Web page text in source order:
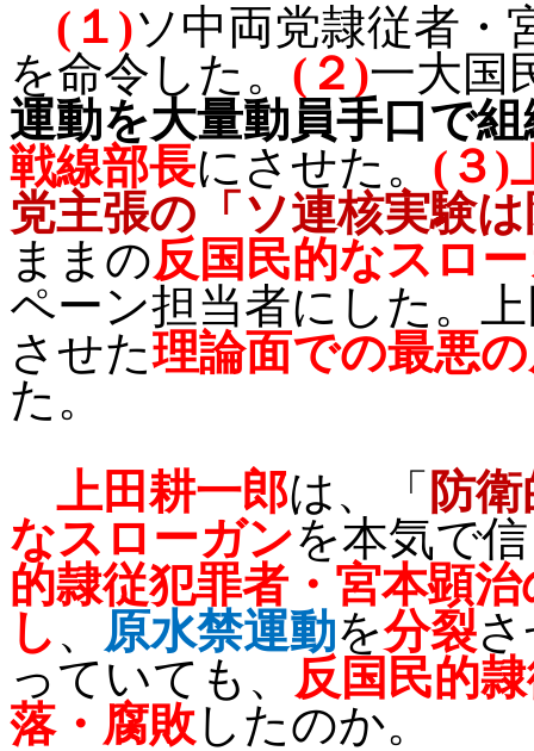
( １ )ソ中両党隷従者・
を命令した。 ( ２ )一大国
運動を大量動員手口で
戦線部長にさせた。 ( ３)
党主張の 「ソ連核実験
ままの反国民的なスロ
ペーン担当者にした。
させた理論面での最悪
た。
上田耕一郎は、「 防
なスローガンを本気で
的隷従犯罪者・宮本顕
し 、 原水禁運動を分裂
っていても、 反国民的
落・腐敗したのか。